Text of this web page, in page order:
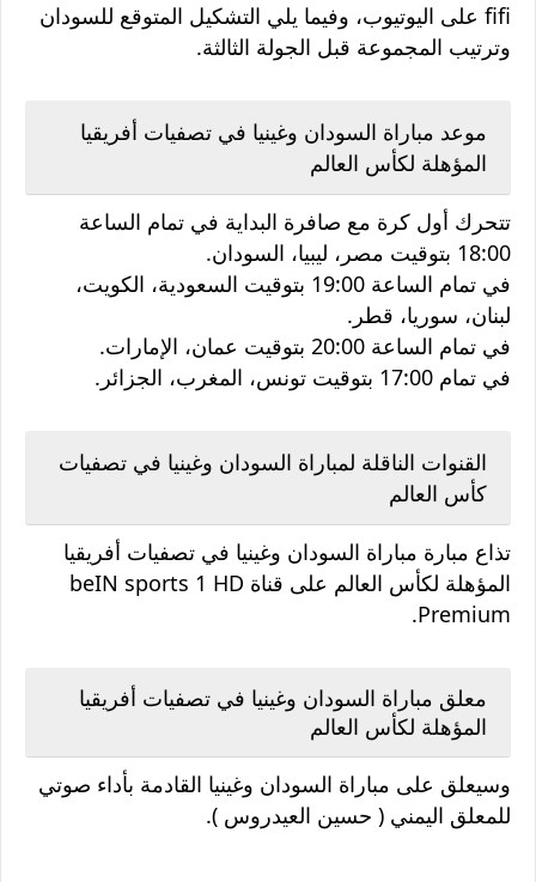
fifi على اليوتيوب، وفيما يلي التشكيل المتوقع للسودان
وترتيب المجموعة قبل الجولة الثالثة.
موعد مباراة السودان وغينيا في تصفيات أفريقيا
المؤهلة لكأس العالم
تتحرك أول كرة مع صافرة البداية في تمام الساعة
18:00 بتوقيت مصر، ليبيا، السودان.
في تمام الساعة 19:00 بتوقيت السعودية، الكويت،
لبنان، سوريا، قطر.
في تمام الساعة 20:00 بتوقيت عمان، الإمارات.
في تمام 17:00 بتوقيت تونس، المغرب، الجزائر.
القنوات الناقلة لمباراة ​السودان وغينيا في تصفيات
كأس العالم
تذاع مبارة مباراة السودان وغينيا في تصفيات أفريقيا
المؤهلة لكأس العالم على قناة beIN sports 1 HD
Premium.
معلق مباراة السودان وغينيا في تصفيات أفريقيا
المؤهلة لكأس العالم
وسيعلق على مباراة السودان وغينيا القادمة بأداء صوتي
للمعلق اليمني ( حسين العيدروس ).